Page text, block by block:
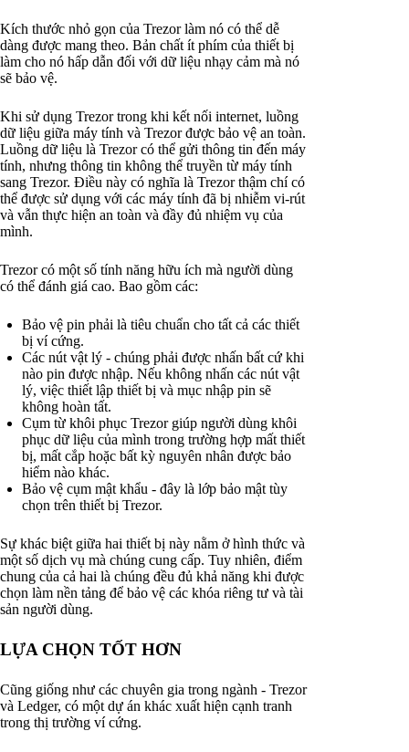
Kích thước nhỏ gọn của Trezor làm nó có thể dễ
dàng được mang theo. Bản chất ít phím của thiết bị
làm cho nó hấp dẫn đối với dữ liệu nhạy cảm mà nó
sẽ bảo vệ.
Khi sử dụng Trezor trong khi kết nối internet, luồng
dữ liệu giữa máy tính và Trezor được bảo vệ an toàn.
Luồng dữ liệu là Trezor có thể gửi thông tin đến máy
tính, nhưng thông tin không thể truyền từ máy tính
sang Trezor. Điều này có nghĩa là Trezor thậm chí có
thể được sử dụng với các máy tính đã bị nhiễm vi-rút
và vẫn thực hiện an toàn và đầy đủ nhiệm vụ của
mình.
Trezor có một số tính năng hữu ích mà người dùng
có thể đánh giá cao. Bao gồm các:
Bảo vệ pin phải là tiêu chuẩn cho tất cả các thiết
bị ví cứng.
Các nút vật lý - chúng phải được nhấn bất cứ khi
nào pin được nhập. Nếu không nhấn các nút vật
lý, việc thiết lập thiết bị và mục nhập pin sẽ
không hoàn tất.
Cụm từ khôi phục Trezor giúp người dùng khôi
phục dữ liệu của mình trong trường hợp mất thiết
bị, mất cắp hoặc bất kỳ nguyên nhân được bảo
hiểm nào khác.
Bảo vệ cụm mật khẩu - đây là lớp bảo mật tùy
chọn trên thiết bị Trezor.
Sự khác biệt giữa hai thiết bị này nằm ở hình thức và
một số dịch vụ mà chúng cung cấp. Tuy nhiên, điểm
chung của cả hai là chúng đều đủ khả năng khi được
chọn làm nền tảng để bảo vệ các khóa riêng tư và tài
sản người dùng.
LỰA CHỌN TỐT HƠN
Cũng giống như các chuyên gia trong ngành - Trezor
và Ledger, có một dự án khác xuất hiện cạnh tranh
trong thị trường ví cứng.